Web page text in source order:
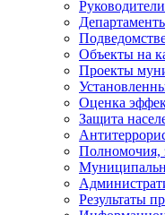
Руководители
Объекты на
Проекты
Оценка
Защита
Полномочия,
Результаты